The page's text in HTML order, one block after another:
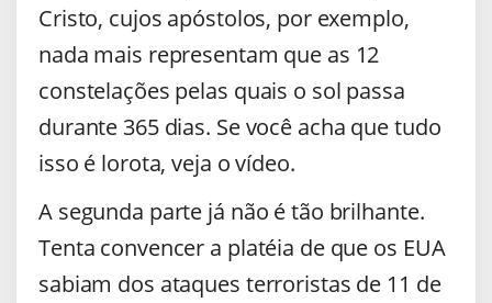
Cristo, cujos apóstolos, por exemplo,
nada mais representam que as 12
constelações pelas quais o sol passa
durante 365 dias. Se você acha que tudo
isso é lorota, veja o vídeo.
A segunda parte já não é tão brilhante.
Tenta convencer a platéia de que os EUA
sabiam dos ataques terroristas de 11 de